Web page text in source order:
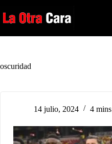
al
contenido
oscuridad
14 julio, 2024 4 mins